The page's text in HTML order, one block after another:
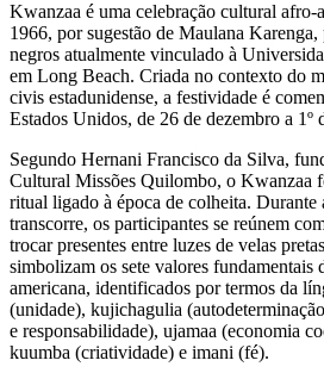
Kwanzaa é uma celebração cultural afro-
1966, por sugestão de Maulana Karenga,
negros atualmente vinculado à
em Long Beach. Criada no contexto do
civis estadunidense, a festividade é
Estados Unidos, de 26 de dezembro a 1º
Segundo Hernani Francisco da Silva,
Cultural Missões Quilombo, o Kwanzaa
ritual ligado à época de colheita. Durante
transcorre, os participantes se reúnem
trocar presentes entre luzes de velas
simbolizam os sete valores
americana, identificados por termos da
(unidade), kujichagulia
e responsabilidade), ujamaa (economia
kuumba (criatividade) e imani (fé).